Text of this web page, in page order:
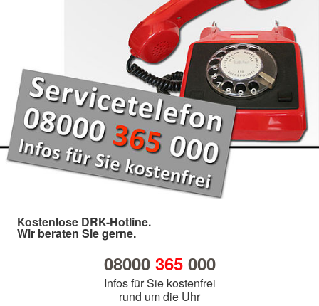
Kostenlose DRK-Hotline.
Wir beraten Sie gerne.
08000 365000
Infos für Sie kostenfrei
rund um die Uhr